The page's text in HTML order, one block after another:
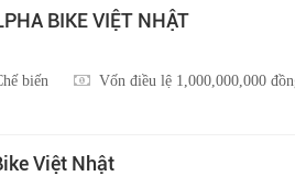
BIKE VIỆT NHẬT
biến Vốn điều lệ 1,000,000,000
Việt Nhật